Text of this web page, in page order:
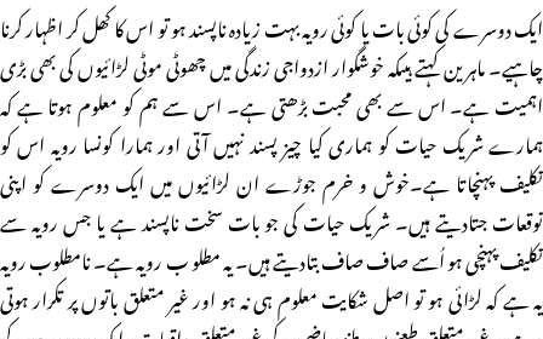
ایک دوسرے کی کوئی بات یا کوئی رویہ بہت زیادہ ناپسند ہو تو اس کا کھل کر اظہار کرنا
چاہیے۔ ماہرین کہتے ہیںکہ خوشگوار ازدواجی زندگی میں چھوٹی موٹی لڑائیوں کی بھی بڑی
اہمیت ہے۔ اس سے بھی محبت بڑھتی ہے۔ اس سے ہم کو معلوم ہوتا ہے کہ
ہمارے شریک حیات کو ہماری کیا چیز پسند نہیں آتی اور ہمارا کونسا رویہ اس کو
تکلیف پہنچاتا ہے۔خوش و خرم جوڑے ان لڑائیوں میں ایک دوسرے کو اپنی
توقعات جتادیتے ہیں۔ شریک حیات کی جو بات سخت ناپسند ہے یا جس رویہ سے
تکلیف پہنچی ہو اُسے صاف صاف بتادیتے ہیں۔ یہ مطلو ب رویہ ہے۔ نامطلوب رویہ
یہ ہے کہ لڑائی ہو تو اصل شکایت معلوم ہی نہ ہو اور غیر متعلق باتوں پر تکرار ہوتی